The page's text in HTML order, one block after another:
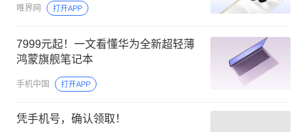
唯界网 打开APP
7999元起！一文看懂华为全新超轻薄
鸿蒙旗舰笔记本
手机中国 打开APP
凭手机号，确认领取！